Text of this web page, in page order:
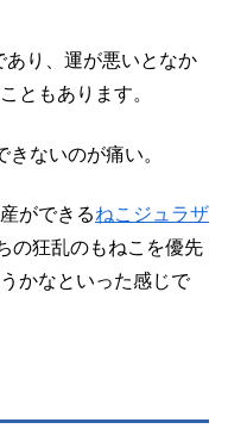
あり、運が悪いとなか
ともあります。
ないのが痛い。
ができるねこジュラザ
の狂乱のもねこを優先
かなといった感じで